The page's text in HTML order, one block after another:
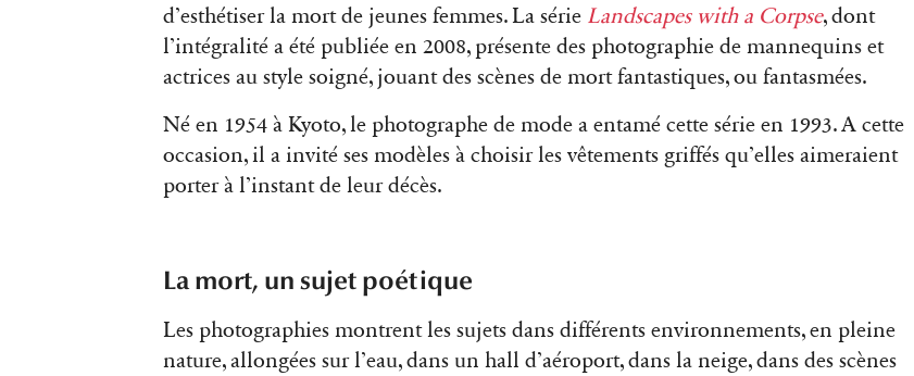
d’esthétiser la mort de jeunes femmes. La série Landscapes with a Corpse, dont
l’intégralité a été publiée en 2008, présente des photographie de mannequins et
actrices au style soigné, jouant des scènes de mort fantastiques, ou fantasmées.
Né en 1954 à Kyoto, le photographe de mode a entamé cette série en 1993. A cette
occasion, il a invité ses modèles à choisir les vêtements griffés qu’elles aimeraient
porter à l’instant de leur décès.
La mort, un sujet poétique
Les photographies montrent les sujets dans différents environnements, en pleine
nature, allongées sur l’eau, dans un hall d’aéroport, dans la neige, dans des scènes